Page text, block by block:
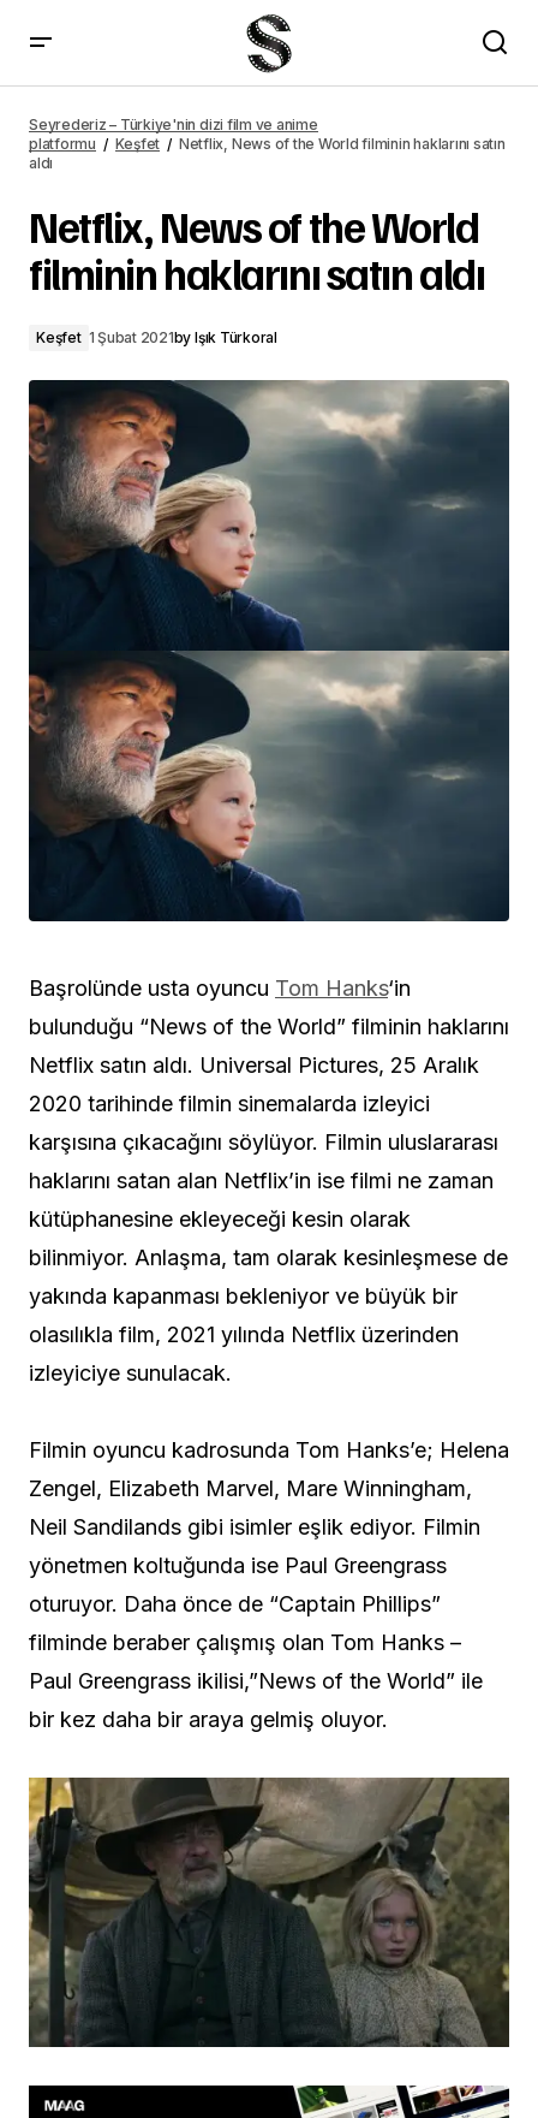
Seyrederiz – Türkiye'nin dizi film ve anime
platformu
Keşfet
Netflix, News of the World filminin haklarını satın
aldı
Netflix, News of the World
filminin haklarını satın aldı
Keşfet 1 Şubat 2021by Işık Türkoral
Başrolünde usta oyuncu Tom Hanks‘in
bulunduğu “News of the World” filminin haklarını
Netflix satın aldı. Universal Pictures, 25 Aralık
2020 tarihinde filmin sinemalarda izleyici
karşısına çıkacağını söylüyor. Filmin uluslararası
haklarını satan alan Netflix’in ise filmi ne zaman
kütüphanesine ekleyeceği kesin olarak
bilinmiyor. Anlaşma, tam olarak kesinleşmese de
yakında kapanması bekleniyor ve büyük bir
olasılıkla film, 2021 yılında Netflix üzerinden
izleyiciye sunulacak.
Filmin oyuncu kadrosunda Tom Hanks’e; Helena
Zengel, Elizabeth Marvel, Mare Winningham,
Neil Sandilands gibi isimler eşlik ediyor. Filmin
yönetmen koltuğunda ise Paul Greengrass
oturuyor. Daha önce de “Captain Phillips”
filminde beraber çalışmış olan Tom Hanks –
Paul Greengrass ikilisi,”News of the World” ile
bir kez daha bir araya gelmiş oluyor.